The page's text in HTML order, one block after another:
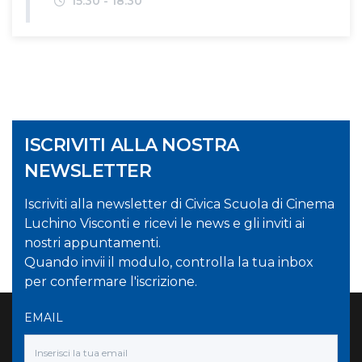
ISCRIVITI ALLA NOSTRA
NEWSLETTER
Iscriviti alla newsletter di Civica Scuola di Cinema
Luchino Visconti e ricevi le news e gli inviti ai
nostri appuntamenti.
Quando invii il modulo, controlla la tua inbox
per confermare l'iscrizione.
EMAIL